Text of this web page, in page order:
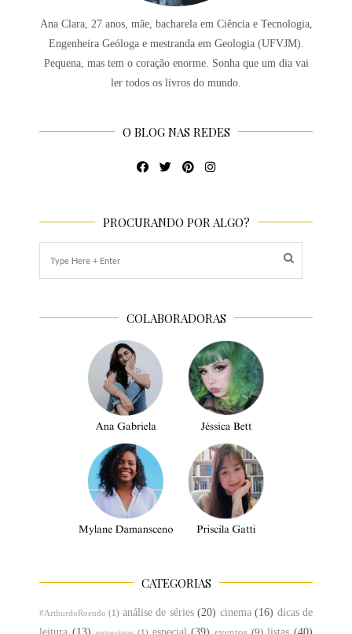
Ana Clara, 27 anos, mãe, bacharela em Ciência e Tecnologia,
Engenheira Geóloga e mestranda em Geologia (UFVJM).
Pequena, mas tem o coração enorme. Sonha que um dia vai
ler todos os livros do mundo.
O BLOG NAS REDES
PROCURANDO POR ALGO?
COLABORADORAS
CATEGORIAS
#ArthurdoRoendo (1) análise de séries (20) cinema (16) dicas de